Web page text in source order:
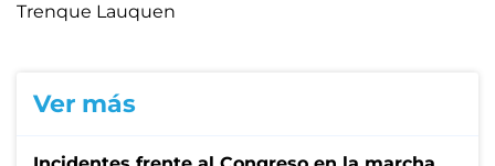
Trenque Lauquen
Ver más